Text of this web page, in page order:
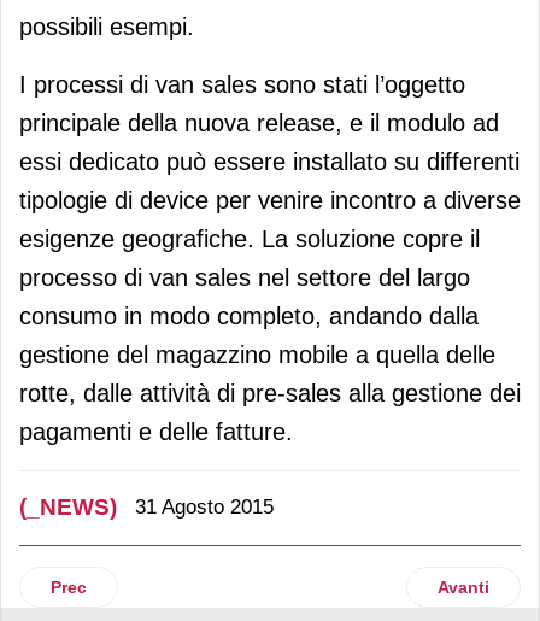
possibili esempi.
I processi di van sales sono stati l’oggetto
principale della nuova release, e il modulo ad
essi dedicato può essere installato su differenti
tipologie di device per venire incontro a diverse
esigenze geografiche. La soluzione copre il
processo di van sales nel settore del largo
consumo in modo completo, andando dalla
gestione del magazzino mobile a quella delle
rotte, dalle attività di pre-sales alla gestione dei
pagamenti e delle fatture.
(_NEWS) 31 Agosto 2015
Articolo precedente: Macfrut organizza il Primo Forum
Prec Articolo
Avanti